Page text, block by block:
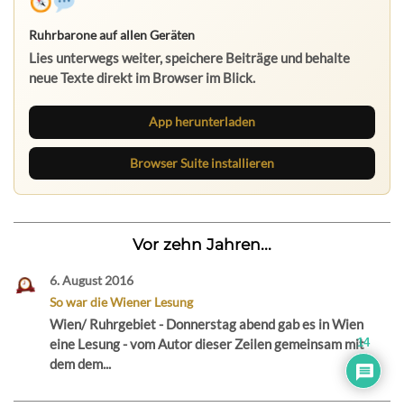
Ruhrbarone auf allen Geräten
Lies unterwegs weiter, speichere Beiträge und behalte
neue Texte direkt im Browser im Blick.
App herunterladen
Browser Suite installieren
Vor zehn Jahren...
6. August 2016
So war die Wiener Lesung
Wien/ Ruhrgebiet - Donnerstag abend gab es in Wien
eine Lesung - vom Autor dieser Zeilen gemeinsam mit
dem dem...
14